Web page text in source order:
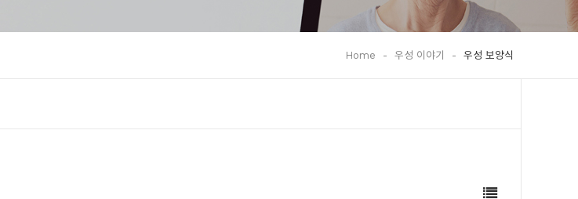
Home - 우성 이야기 - 우성 보양식